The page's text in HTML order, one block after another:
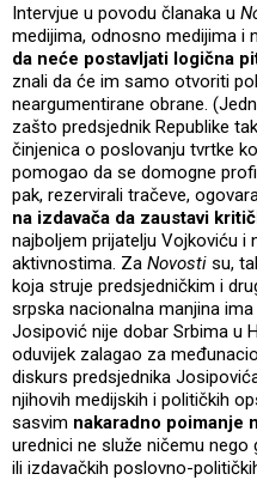
Intervjue u povodu članaka u
medijima, odnosno medijima i
da neće postavljati logična
znali da će im samo otvoriti
neargumentirane obrane.
zašto predsjednik Republike
činjenica o poslovanju tvrtke
pomogao da se domogne
pak, rezervirali tračeve,
na izdavača da zaustavi
najboljem prijatelju Vojkoviću i
aktivnostima. Za Novosti su,
koja struje predsjedničkim i
srpska nacionalna manjina
Josipović nije dobar Srbima u
oduvijek zalagao za
diskurs predsjednika
njihovih medijskih i političkih
sasvim nakaradno poimanje
urednici ne služe ničemu
ili izdavačkih poslovno-